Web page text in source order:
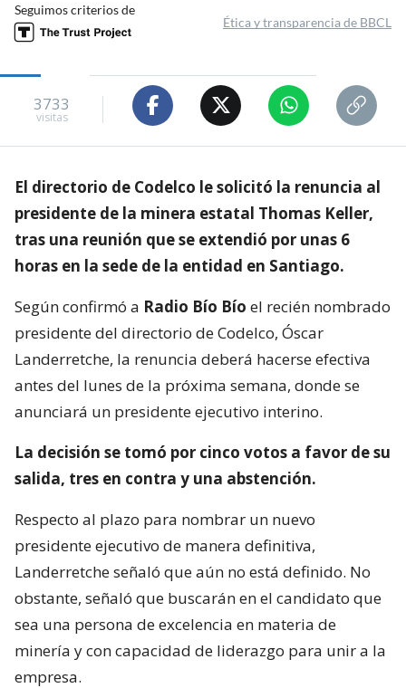
Seguimos criterios de
Ética y transparencia de BBCL
3733
visitas
El directorio de Codelco le solicitó la renuncia al
presidente de la minera estatal Thomas Keller,
tras una reunión que se extendió por unas 6
horas en la sede de la entidad en Santiago.
Según confirmó a Radio Bío Bío el recién nombrado
presidente del directorio de Codelco, Óscar
Landerretche, la renuncia deberá hacerse efectiva
antes del lunes de la próxima semana, donde se
anunciará un presidente ejecutivo interino.
La decisión se tomó por cinco votos a favor de su
salida, tres en contra y una abstención.
Respecto al plazo para nombrar un nuevo
presidente ejecutivo de manera definitiva,
Landerretche señaló que aún no está definido. No
obstante, señaló que buscarán en el candidato que
sea una persona de excelencia en materia de
minería y con capacidad de liderazgo para unir a la
empresa.